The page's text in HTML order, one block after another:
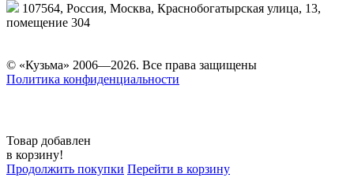
107564, Россия, Москва, Краснобогатырская улица, 13,
помещение 304
© «Кузьма» 2006—2026. Все права защищены
Политика конфиденциальности
Товар добавлен
в корзину!
Продолжить покупки Перейти в корзину